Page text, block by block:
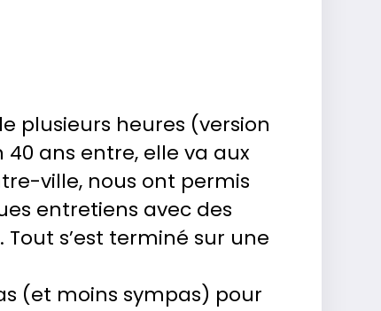
plusieurs heures (version
40 ans entre, elle va aux
ville, nous ont permis
entretiens avec des
s’est terminé sur une
(et moins sympas) pour